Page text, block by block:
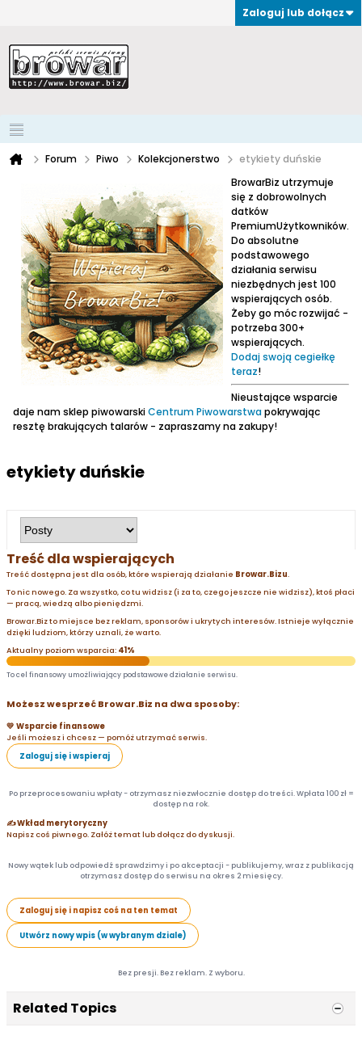
Zaloguj lub dołącz
Forum Piwo Kolekcjonerstwo
etykiety duńskie
BrowarBiz utrzymuje
się z dobrowolnych
datków
PremiumUżytkowników.
Do absolutne
podstawowego
działania serwisu
niezbędnych jest 100
wspierających osób.
Żeby go móc rozwijać -
potrzeba 300+
wspierających.
Dodaj swoją cegiełkę
teraz!
Nieustające wsparcie
daje nam sklep piwowarskiCentrum Piwowarstwapokrywając
resztę brakujących talarów - zapraszamy na zakupy!
etykiety duńskie
Treść dla wspierających
Treść dostępna jest dla osób, które wspierają działanie Browar.Bizu.
To nic nowego. Za wszystko, co tu widzisz (i za to, czego jeszcze nie widzisz), ktoś płaci
— pracą, wiedzą albo pieniędzmi.
Browar.Biz to miejsce bez reklam, sponsorów i ukrytych interesów. Istnieje wyłącznie
dzięki ludziom, którzy uznali, że warto.
Aktualny poziom wsparcia: 41%
To cel finansowy umożliwiający podstawowe działanie serwisu.
Możesz wesprzeć Browar.Biz na dwa sposoby:
💛 Wsparcie finansowe
Jeśli możesz i chcesz — pomóż utrzymać serwis.
Zaloguj się i wspieraj
Po przeprocesowaniu wpłaty - otrzymasz niezwłocznie dostęp do treści. Wpłata 100 zł =
dostęp na rok.
✍️ Wkład merytoryczny
Napisz coś piwnego. Załóż temat lub dołącz do dyskusji.
Nowy wątek lub odpowiedź sprawdzimy i po akceptacji - publikujemy, wraz z publikacją
otrzymasz dostęp do serwisu na okres 2 miesięcy.
Zaloguj się i napisz coś na ten temat
Utwórz nowy wpis (w wybranym dziale)
Bez presji. Bez reklam. Z wyboru.
Related Topics